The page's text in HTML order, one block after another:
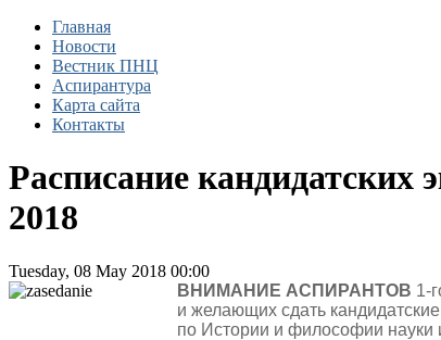
Главная
Новости
Вестник ПНЦ
Аспирантура
Карта сайта
Контакты
Расписание
2018
Tuesday, 08 May 2018 00:00
ВНИМАНИЕ АСПИРАНТОВ 1-
и желающих сдать
по Истории и философии науки